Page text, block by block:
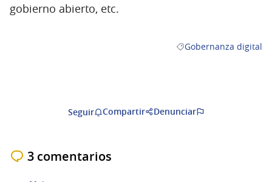
gobierno abierto, etc.
Resultados al filtrar
Gobernanza digital
Seguir Compartir Denunciar
3 comentarios